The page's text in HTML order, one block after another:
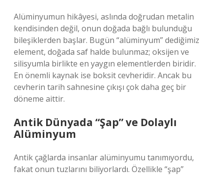
Alüminyumun hikâyesi, aslında doğrudan metalin
kendisinden değil, onun doğada bağlı bulunduğu
bileşiklerden başlar. Bugün “alüminyum” dediğimiz
element, doğada saf halde bulunmaz; oksijen ve
silisyumla birlikte en yaygın elementlerden biridir.
En önemli kaynak ise boksit cevheridir. Ancak bu
cevherin tarih sahnesine çıkışı çok daha geç bir
döneme aittir.
Antik Dünyada “Şap” ve Dolaylı
Alüminyum
Antik çağlarda insanlar alüminyumu tanımıyordu,
fakat onun tuzlarını biliyorlardı. Özellikle “şap”